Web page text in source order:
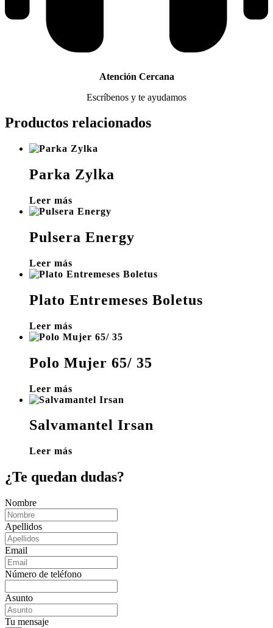
Atención Cercana
Escríbenos y te ayudamos
Productos relacionados
Parka Zylka
Leer más
Pulsera Energy
Leer más
Plato Entremeses Boletus
Leer más
Polo Mujer 65/ 35
Leer más
Salvamantel Irsan
Leer más
¿Te quedan dudas?
Nombre
Apellidos
Email
Número de teléfono
Asunto
Tu mensaje